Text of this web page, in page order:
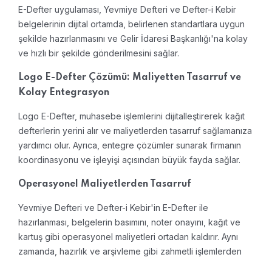
E-Defter uygulaması, Yevmiye Defteri ve Defter-i Kebir
belgelerinin dijital ortamda, belirlenen standartlara uygun
şekilde hazırlanmasını ve Gelir İdaresi Başkanlığı'na kolay
ve hızlı bir şekilde gönderilmesini sağlar.
Logo E-Defter Çözümü: Maliyetten Tasarruf ve
Kolay Entegrasyon
Logo E-Defter, muhasebe işlemlerini dijitalleştirerek kağıt
defterlerin yerini alır ve maliyetlerden tasarruf sağlamanıza
yardımcı olur. Ayrıca, entegre çözümler sunarak firmanın
koordinasyonu ve işleyişi açısından büyük fayda sağlar.
Operasyonel Maliyetlerden Tasarruf
Yevmiye Defteri ve Defter-i Kebir'in E-Defter ile
hazırlanması, belgelerin basımını, noter onayını, kağıt ve
kartuş gibi operasyonel maliyetleri ortadan kaldırır. Aynı
zamanda, hazırlık ve arşivleme gibi zahmetli işlemlerden